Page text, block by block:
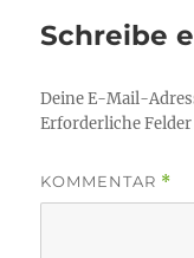
Schreibe
Deine E-Mail-
Erforderliche
KOMMENTAR *